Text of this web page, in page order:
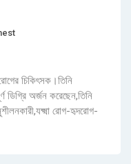
চিকিৎসক।তিনি
অর্জন করেছেন,তিনি
রোগ-হৃদরোগ-